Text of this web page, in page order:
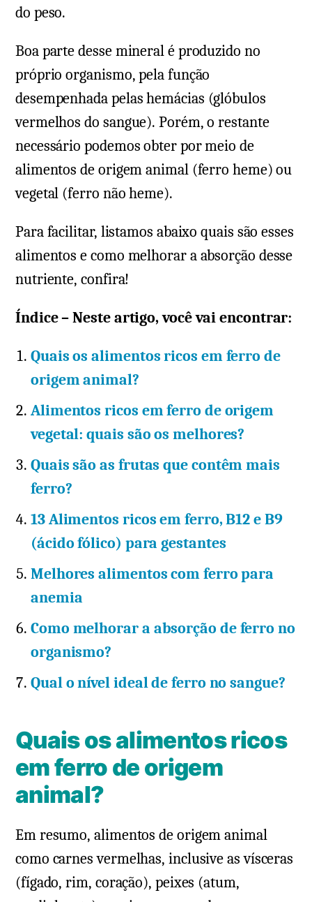
do peso.
Boa parte desse mineral é produzido no
próprio organismo, pela função
desempenhada pelas hemácias (glóbulos
vermelhos do sangue). Porém, o restante
necessário podemos obter por meio de
alimentos de origem animal (ferro heme) ou
vegetal (ferro não heme).
Para facilitar, listamos abaixo quais são esses
alimentos e como melhorar a absorção desse
nutriente, confira!
Índice – Neste artigo, você vai encontrar:
Quais os alimentos ricos em ferro de
origem animal?
Alimentos ricos em ferro de origem
vegetal: quais são os melhores?
Quais são as frutas que contêm mais
ferro?
13 Alimentos ricos em ferro, B12 e B9
(ácido fólico) para gestantes
Melhores alimentos com ferro para
anemia
Como melhorar a absorção de ferro no
organismo?
Qual o nível ideal de ferro no sangue?
Quais os alimentos ricos
em ferro de origem
animal?
Em resumo, alimentos de origem animal
como carnes vermelhas, inclusive as vísceras
(fígado, rim, coração), peixes (atum,